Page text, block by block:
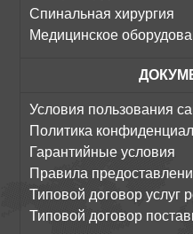
Спинальная хирургия
Медицинское
Условия пользования
Политика
Гарантийные условия
Правила
Типовой договор услуг
Типовой договор